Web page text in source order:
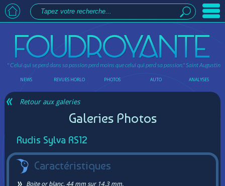
" Celui qui se perd dans sa passion perd moins que celui qui perd sa passion."Saint Augustin
NEWS REVUES HORLO PHOTOS AUTO ANALYSES
Retour aux galeries
Galeries Photos
Rudis Sylva RS12
Caractéristiques
Boite or blanc, 44 mm sur 14.3 mm.